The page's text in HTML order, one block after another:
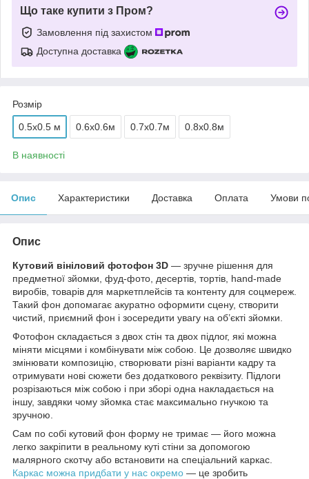
Що таке купити з Пром?
Замовлення під захистом
Доступна доставка
Розмір
0.5x0.5 м 0.6х0.6м 0.7х0.7м 0.8х0.8м
В наявності
Опис Характеристики Доставка Оплата Умови
Опис
Кутовий вініловий фотофон 3D — зручне рішення для
предметної зйомки, фуд-фото, десертів, тортів, hand-made
виробів, товарів для маркетплейсів та контенту для соцмереж.
Такий фон допомагає акуратно оформити сцену, створити
чистий, приємний фон і зосередити увагу на об’єкті зйомки.
Фотофон складається з двох стін та двох підлог, які можна
міняти місцями і комбінувати між собою. Це дозволяє швидко
змінювати композицію, створювати різні варіанти кадру та
отримувати нові сюжети без додаткового реквізиту. Підлоги
розрізаються між собою і при зборі одна накладається на
іншу, завдяки чому зйомка стає максимально гнучкою та
зручною.
Сам по собі кутовий фон форму не тримає — його можна
легко закріпити в реальному куті стіни за допомогою
малярного скотчу або встановити на спеціальний каркас.
Каркас можна придбати у нас окремо — це зробить